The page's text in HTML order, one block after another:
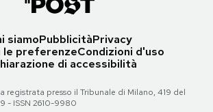
siamoPubblicitàPrivacy
le preferenzeCondizioni d'uso
di accessibilità
registrata presso il Tribunale di Milano, 419 del
- ISSN 2610-9980